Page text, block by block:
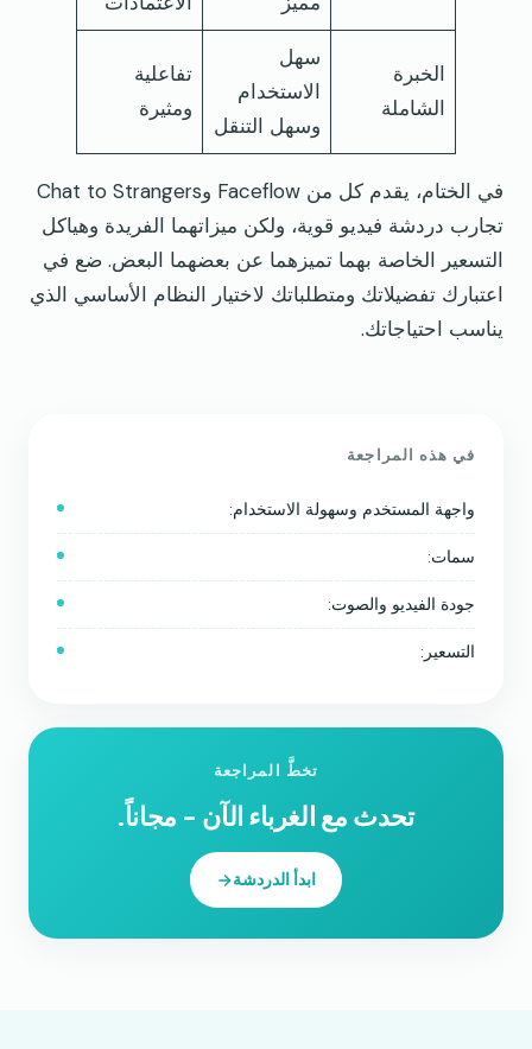
الخبرة
الشاملة
سهل
الاستخدام
وسهل التنقل
تفاعلية
ومثيرة
في الختام، يقدم كل من Faceflow وChat to Strangers
تجارب دردشة فيديو قوية، ولكن ميزاتهما الفريدة وهياكل
التسعير الخاصة بهما تميزهما عن بعضهما البعض. ضع في
اعتبارك تفضيلاتك ومتطلباتك لاختيار النظام الأساسي الذي
يناسب احتياجاتك.
في هذه المراجعة
واجهة المستخدم وسهولة الاستخدام:
سمات:
جودة الفيديو والصوت:
التسعير:
تخطَّ المراجعة
تحدث مع الغرباء الآن - مجاناً.
ابدأ الدردشة